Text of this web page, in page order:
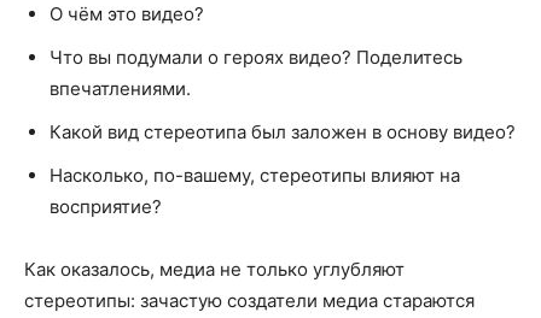
О чём это видео?
Что вы подумали о героях видео? Поделитесь
впечатлениями.
Какой вид стереотипа был заложен в основу видео?
Насколько, по-вашему, стереотипы влияют на
восприятие?
Как оказалось, медиа не только углубляют
стереотипы: зачастую создатели медиа стараются